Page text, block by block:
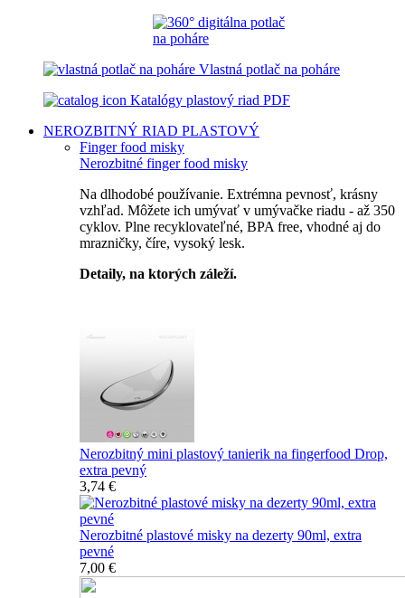
Vlastná potlač na poháre
Katalógy plastový riad PDF
NEROZBITNÝ RIAD PLASTOVÝ
Finger food misky
Nerozbitné finger food misky
Na dlhodobé používanie. Extrémna pevnosť, krásny
vzhľad. Môžete ich umývať v umývačke riadu - až 350
cyklov. Plne recyklovateľné, BPA free, vhodné aj do
mrazničky, číre, vysoký lesk.
Detaily, na ktorých záleží.
Nerozbitný mini plastový tanierik na fingerfood Drop,
extra pevný
3,74 €
Nerozbitné plastové misky na dezerty 90ml, extra
pevné
7,00 €